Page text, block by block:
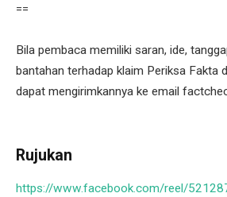
==
Bila pembaca memiliki saran, ide,
bantahan terhadap klaim Periksa Fakta
dapat mengirimkannya ke email
Rujukan
https://www.facebook.com/reel/